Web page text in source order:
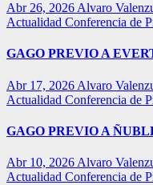
Abr 26, 2026 Alvaro
Actualidad Conferencia de
GAGO PREVIO A
Abr 17, 2026 Alvaro
Actualidad Conferencia de
GAGO PREVIO A
Abr 10, 2026 Alvaro
Actualidad Conferencia de